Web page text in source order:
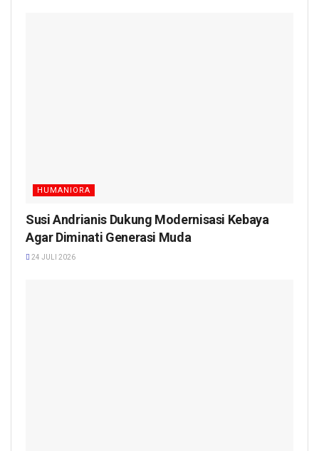
HUMANIORA
Susi Andrianis Dukung Modernisasi Kebaya
Agar Diminati Generasi Muda
24 JULI 2026